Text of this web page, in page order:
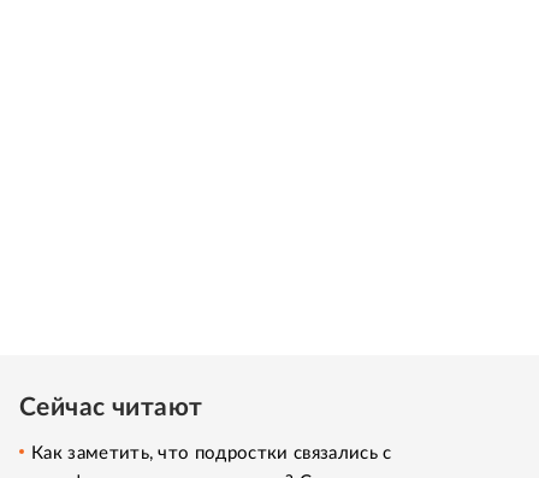
Сейчас читают
Как заметить, что подростки связались с